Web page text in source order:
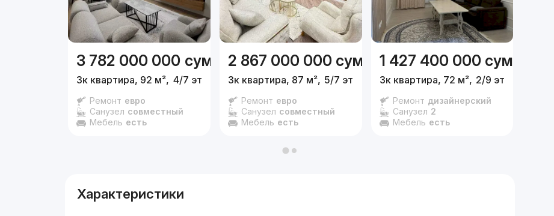
3 782 000 000 сум
3к квартира, 92 м², 4/7 эт.
Ремонт евро
Санузел совместный
Мебель есть
2 867 000 000 сум
3к квартира, 87 м², 5/7 эт.
Ремонт евро
Санузел совместный
Мебель есть
1 427 400 000 сум
3к квартира, 72 м², 2/9 эт.
Ремонт дизайнерский
Санузел 2
Мебель есть
Характеристики